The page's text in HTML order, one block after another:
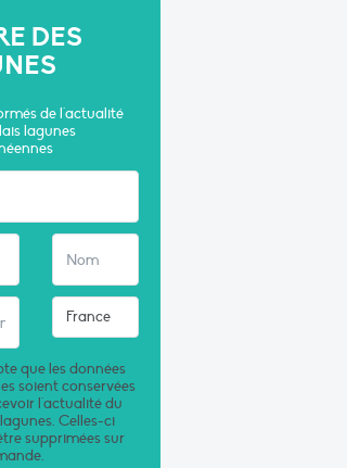
DES
de l'actualité
lagunes
que les données
soient conservées
l'actualité du
Celles-ci
supprimées sur